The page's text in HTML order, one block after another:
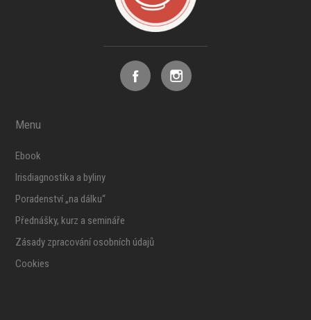
Menu
Ebook
Irisdiagnostika a byliny
Poradenství „na dálku“
Přednášky, kurz a semináře
Zásady zpracování osobních údajů
Cookies